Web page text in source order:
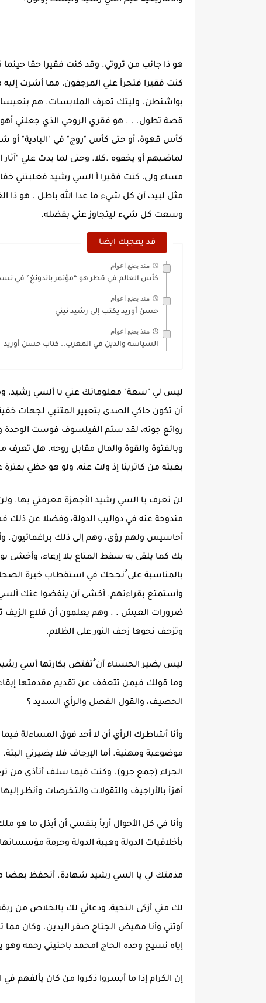
هو ذا جانب من ثروتي. وقد كنت فقيرا حقا حينما
كنت فقيرا فتجرأ علي المرجفون، مما أشرت
بواشنطن. وليتك تعرف الملابسات. هم
قصة تطول. . . هو فقري الروحي الذي جعلني
كأس قهوة، أو حتى كأس "روج" في "البادية" أو
لماضيهم أو يخفوه .كلا. وحتى لما بدت علي "آثار
مساء ولى، كنت فقيرا أ السي رشيد فغلبتني
مثل لبيد، أن كل شيء ما عدا الله باطل . هو ذا
وسعت كل شيء ليتجاوز عني بفضله.
قد يعجبك ايضا
منذ بضع اعوام
كأس العالم في قطر هو “مؤتمر باندونغ” في
منذ بضع اعوام
حسن أوريد يكتب إلى رشيد نيني
منذ بضع اعوام
السياسة والدين في المغرب.. كتاب حسن أوريد
ليس لي "سعة" معلوماتك عني يا ألسي رشيد،
أن تكون حاكي الصدى بتعبير المتنبي لجهات
روائع جوته، لقد سئم الفيلسوف فوست الوحدة
وبالفتوة والقوة والمال مقابل روحه. هل
بغيته من كاترينا إذ ولت عنه، ولو هو حظي
لن تعرف يا السي رشيد الأجهزة معرفتي بها.
مندوحة عنه في دواليب الدولة، وفضلا عن
أحاسيس ولهم رؤى، وهم إلى ذلك
بك كما يلقى به سقط المتاع بلا إرعاء،
بالمناسبة على ُنجحك في استقطاب خيرة
وأستمتع بقراءتهم. أخشى أن ينفضوا عنك
ضرورات العيش . . وهم يعلمون أن قلاع الزيف
وتزحف نحوها زحف النور على الظلام.
ليس يضير الحسناء أن ُتفتض بكارتها أسي
وما قولك فيمن تتعفف عن تقديم مقدمتها
الحصيف، والقول الفصل والرأي السديد ؟
وأنا أشاطرك الرأي أن لا أحد فوق المساءلة
موضوعية ومهنية. أما الإرجاف فلا يضيرني
الجراء (جمع جرو). وكنت فيما سلف أتأذى من
أهزأ بالأراجيف والتقولات والتخرصات وأنظر
وأنا في كل الأحوال أربأ بنفسي أن أبذل ما هو
بأخلاقيات الدولة وهيبة الدولة وحرمة
مذمتك لي يا السي رشيد شهادة. أتحفظ بعضا
لك مني أزكى التحية، ودعائي لك بالخلاص من
آوتني وأنا مهيض الجناح صفر اليدين. وكان مما
إياه نسيج وحده الحاج امحمد باحنيني رحمه وهو
إن الكرام إذا ما أيسروا ذكروا من كان يألفهم